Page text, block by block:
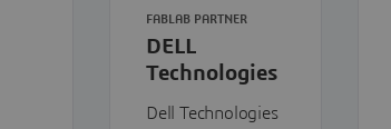
DELL
Technologies
Dell Technologies
FABLAB PARTNER